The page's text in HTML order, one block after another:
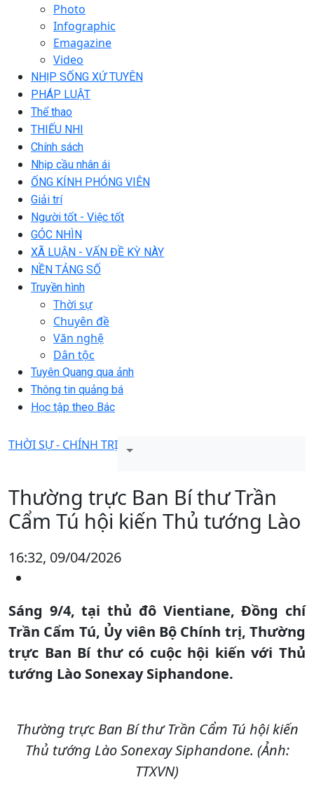
Photo
Infographic
Emagazine
Video
NHỊP SỐNG XỨ TUYÊN
PHÁP LUẬT
Thể thao
THIẾU NHI
Chính sách
Nhịp cầu nhân ái
ỐNG KÍNH PHÓNG VIÊN
Giải trí
Người tốt - Việc tốt
GÓC NHÌN
XÃ LUẬN - VẤN ĐỀ KỲ NÀY
NỀN TẢNG SỐ
Truyền hình
Thời sự
Chuyên đề
Văn nghệ
Dân tộc
Tuyên Quang qua ảnh
Thông tin quảng bá
Học tập theo Bác
THỜI SỰ - CHÍNH TRỊ
Thường trực Ban Bí thư Trần
Cẩm Tú hội kiến Thủ tướng Lào
16:32, 09/04/2026
Sáng 9/4, tại thủ đô Vientiane, Đồng chí
Trần Cẩm Tú, Ủy viên Bộ Chính trị, Thường
trực Ban Bí thư có cuộc hội kiến với Thủ
tướng Lào Sonexay Siphandone.
Thường trực Ban Bí thư Trần Cẩm Tú hội kiến
Thủ tướng Lào Sonexay Siphandone. (Ảnh:
TTXVN)